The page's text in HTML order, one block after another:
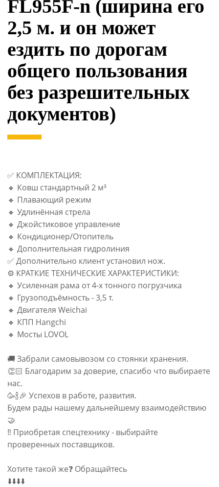
FL955F-n (ширина его
2,5 м. и он может
ездить по дорогам
общего пользования
без разрешительных
документов)
✅ КОМПЛЕКТАЦИЯ:
🔸 Ковш стандартный 2 м³
🔸 Плавающий режим
🔸 Удлинённая стрела
🔸 Джойстиковое управление
🔸 Кондиционер/Отопитель
🔸 Дополнительная гидролиния
✅ Дополнительно клиент установил нож.
⚙️ КРАТКИЕ ТЕХНИЧЕСКИЕ ХАРАКТЕРИСТИКИ:
🔸 Усиленная рама от 4-х тонного погрузчика
🔸 Грузоподъёмность - 3,5 т.
🔸 Двигателя Weichai
🔸 КПП Hangchi
🔸 Мосты LOVOL
🚚 Забрали самовывозом со стоянки хранения.
👏🏻 Благодарим за доверие, спасибо что выбираете
нас.
🥳🍾🎉 Успехов в работе, развития.
Будем рады нашему дальнейшему взаимодействию
🤝
‼️ Приобретая спецтехнику - выбирайте
проверенных поставщиков.
Хотите такой же❓ Обращайтесь
⬇️⬇️⬇️⬇️